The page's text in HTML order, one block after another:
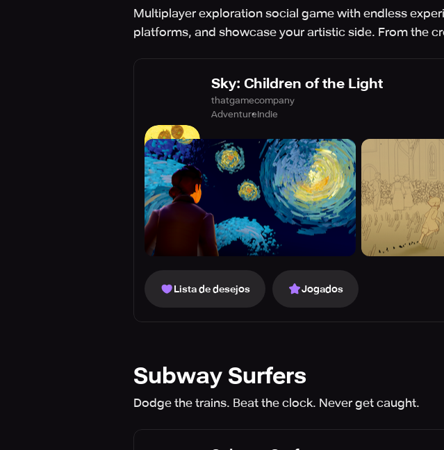
Multiplayer exploration social game with endless
platforms, and showcase your artistic side. From the
Sky: Children of the Light
thatgamecompany
AdventureIndie
Lista de desejos Jogados
Subway Surfers
Dodge the trains. Beat the clock. Never get caught.